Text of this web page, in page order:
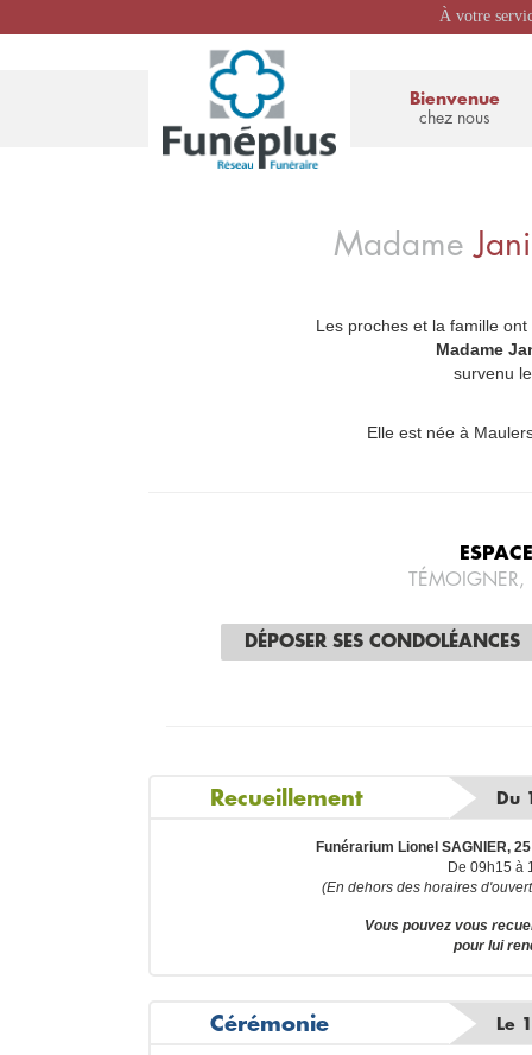
À votre
Bienvenue
chez nous
Madame
Les proches et la famille
Madame
survenu
Elle est née à
DÉPOSER SES CONDOLÉANCES
Recueillement Du
Funérarium Lionel SAGNIER,
De 09h15 à
(En dehors des horaires
Vous pouvez vous
pour lui
Cérémonie Le